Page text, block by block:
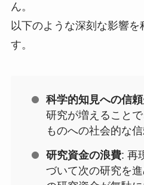
ん。
以下のような深刻な影響を
す。
科学的知見への信
研究が増えること
ものへの社会的な
研究資金の浪費: 再
づいて次の研究を